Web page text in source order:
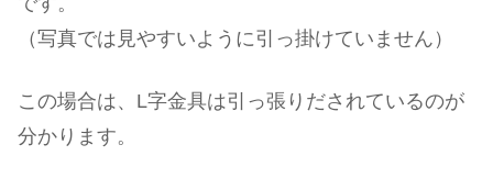
（写真では見やすいように引っ掛けていません）
この場合は、L字金具は引っ張りだされているのが
分かります。